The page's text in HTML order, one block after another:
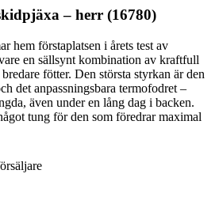
– herr (16780)
hem förstaplatsen i årets test av
en sällsynt kombination av kraftfull
fötter. Den största styrkan är den
det anpassningsbara termofodret –
även under en lång dag i backen.
tung för den som föredrar maximal